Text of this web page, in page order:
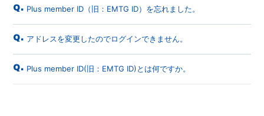
Q. Plus member ID（旧：EMTG ID）を忘れました。
Q. アドレスを変更したのでログインできません。
Q. Plus member ID(旧：EMTG ID)とは何ですか。